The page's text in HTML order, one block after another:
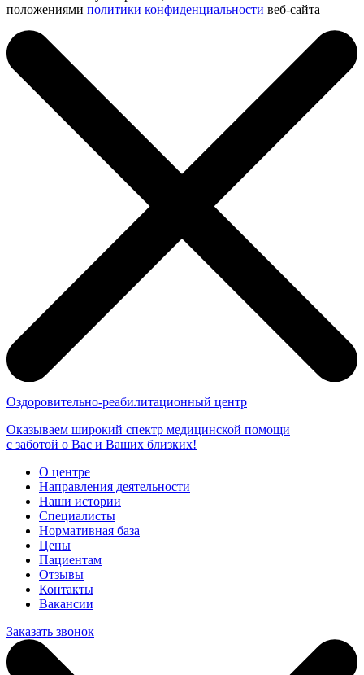
положениями политики конфиденциальности веб-сайта
Оздоровительно-реабилитационный центр
Оказываем широкий спектр медицинской помощи
с заботой о Вас и Ваших близких!
О центре
Направления деятельности
Наши истории
Специалисты
Нормативная база
Цены
Пациентам
Отзывы
Контакты
Вакансии
Заказать звонок